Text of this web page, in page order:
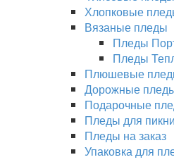
Хлопковые
Вязаные пледы
Пледы
Пледы
Плюшевые
Дорожные
Подарочные
Пледы для
Пледы на заказ
Упаковка для